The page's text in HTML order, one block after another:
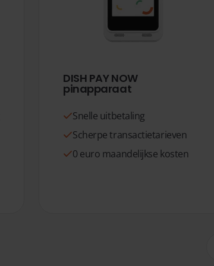
DISH PAY NOW
pinapparaat
Snelle uitbetaling
Scherpe transactietarieven
0 euro maandelijkse kosten